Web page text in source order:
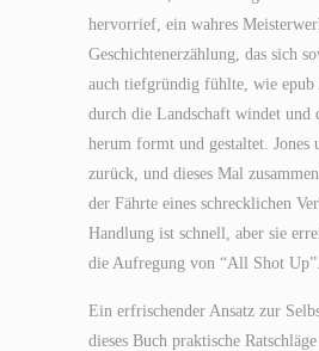
hervorrief, ein wahres
Geschichtenerzählung, das sich
auch tiefgründig fühlte, wie epub
durch die Landschaft windet und
herum formt und gestaltet. Jones
zurück, und dieses Mal
der Fährte eines schrecklichen
Handlung ist schnell, aber sie
die Aufregung von “All Shot Up”.
Ein erfrischender Ansatz zur
dieses Buch praktische